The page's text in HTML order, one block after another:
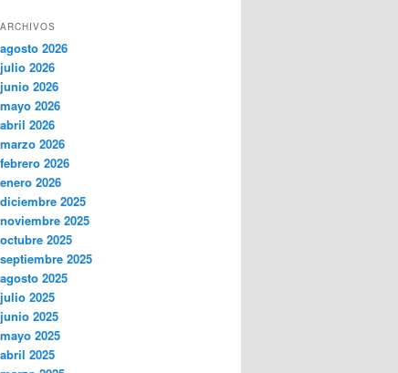
ARCHIVOS
agosto 2026
julio 2026
junio 2026
mayo 2026
abril 2026
marzo 2026
febrero 2026
enero 2026
diciembre 2025
noviembre 2025
octubre 2025
septiembre 2025
agosto 2025
julio 2025
junio 2025
mayo 2025
abril 2025